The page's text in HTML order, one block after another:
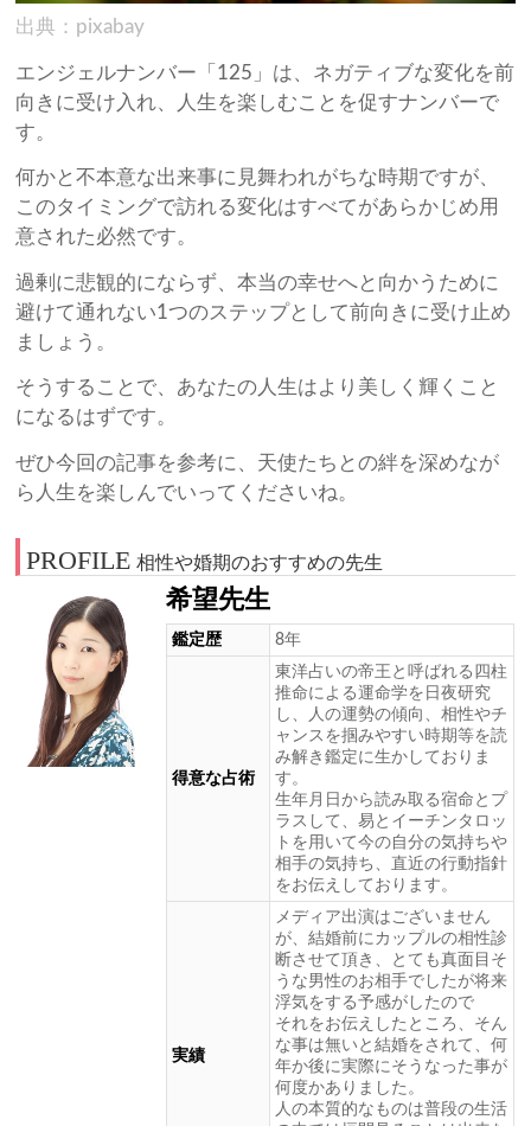
出典：pixabay
エンジェルナンバー「125」は、ネガティブな変化を前
向きに受け入れ、人生を楽しむことを促すナンバーで
す。
何かと不本意な出来事に見舞われがちな時期ですが、
このタイミングで訪れる変化はすべてがあらかじめ用
意された必然です。
過剰に悲観的にならず、本当の幸せへと向かうために
避けて通れない1つのステップとして前向きに受け止め
ましょう。
そうすることで、あなたの人生はより美しく輝くこと
になるはずです。
ぜひ今回の記事を参考に、天使たちとの絆を深めなが
ら人生を楽しんでいってくださいね。
PROFILE 相性や婚期のおすすめの先生
希望先生
鑑定歴 8年
得意な占術
東洋占いの帝王と呼ばれる四柱
推命による運命学を日夜研究
し、人の運勢の傾向、相性やチ
ャンスを掴みやすい時期等を読
み解き鑑定に生かしておりま
す。
生年月日から読み取る宿命とプ
ラスして、易とイーチンタロッ
トを用いて今の自分の気持ちや
相手の気持ち、直近の行動指針
をお伝えしております。
実績
メディア出演はございません
が、結婚前にカップルの相性診
断させて頂き、とても真面目そ
うな男性のお相手でしたが将来
浮気をする予感がしたので
それをお伝えしたところ、そん
な事は無いと結婚をされて、何
年か後に実際にそうなった事が
何度かありました。
人の本質的なものは普段の生活